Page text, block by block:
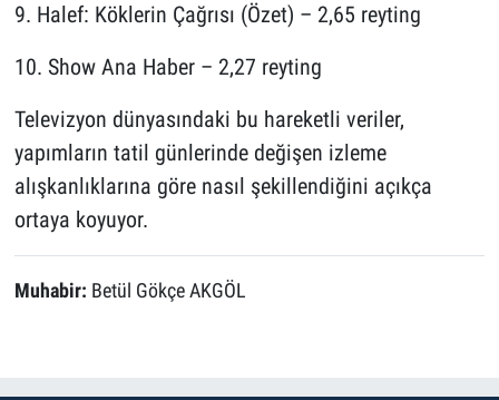
9. Halef: Köklerin Çağrısı (Özet) – 2,65 reyting
10. Show Ana Haber – 2,27 reyting
Televizyon dünyasındaki bu hareketli veriler,
yapımların tatil günlerinde değişen izleme
alışkanlıklarına göre nasıl şekillendiğini açıkça
ortaya koyuyor.
Muhabir: Betül Gökçe AKGÖL